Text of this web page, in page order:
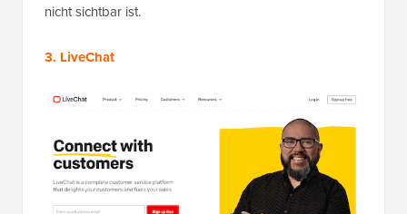
nicht sichtbar ist.
3. LiveChat